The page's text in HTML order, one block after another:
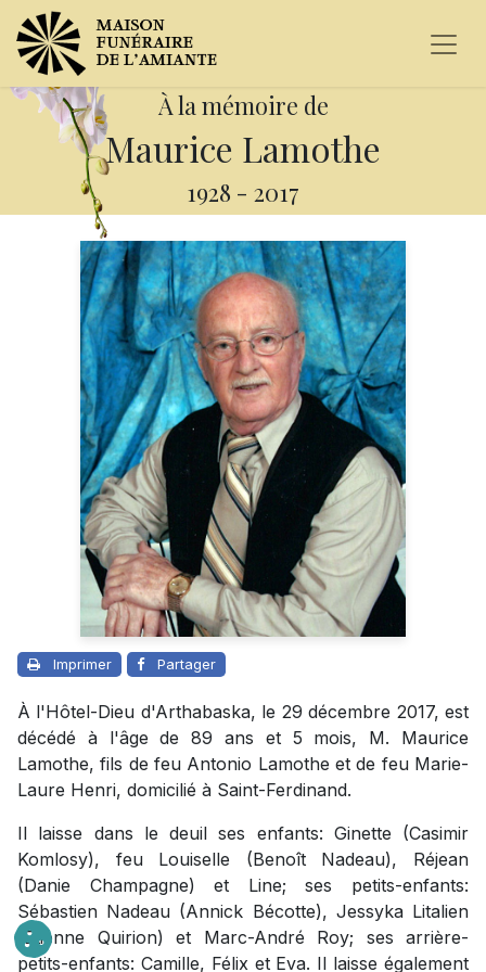
À la mémoire de
Maurice Lamothe
1928 - 2017
Imprimer Partager
À l'Hôtel-Dieu d'Arthabaska, le 29 décembre 2017, est
décédé à l'âge de 89 ans et 5 mois, M. Maurice
Lamothe, fils de feu Antonio Lamothe et de feu Marie-
Laure Henri, domicilié à Saint-Ferdinand.
Il laisse dans le deuil ses enfants: Ginette (Casimir
Komlosy), feu Louiselle (Benoît Nadeau), Réjean
(Danie Champagne) et Line; ses petits-enfants:
Sébastien Nadeau (Annick Bécotte), Jessyka Litalien
(Etienne Quirion) et Marc-André Roy; ses arrière-
petits-enfants: Camille, Félix et Eva. Il laisse également